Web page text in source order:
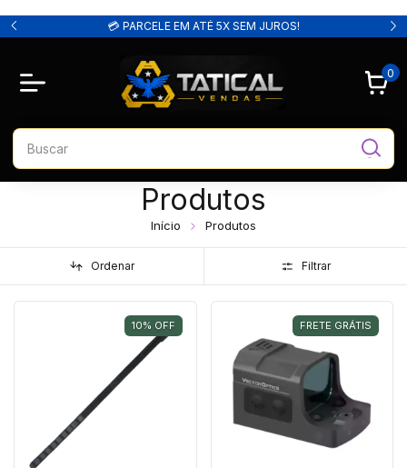
🔥 10% de DESCONTO no PIX!
0
Produtos
Início Produtos
Ordenar Filtrar
10% OFF FRETE GRÁTIS